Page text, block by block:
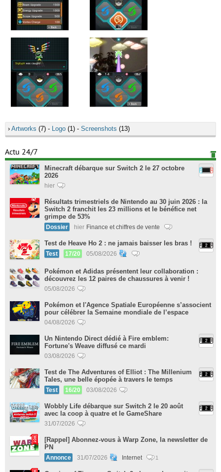
› Artworks (7) - Logo (1) - Screenshots (13)
Actu 24/7
Minecraft débarque sur Switch 2 le 27 octobre
2026
hier
Résultats trimestriels de Nintendo au 30 juin 2026 : la
Switch 2 franchit les 23 millions et le bénéfice net
grimpe de 53%
Dossier hier Finance et chiffres de vente
Test de Heave Ho 2 : ne jamais baisser les bras !
Test 17/20 05/08/2026
Pokémon et Adidas présentent leur collaboration :
découvrez les 12 paires de chaussures à venir !
05/08/2026
Pokémon et l'Agence Spatiale Européenne s’associent
pour célébrer la Semaine mondiale de l’espace
04/08/2026
Un Nintendo Direct dédié à Fire emblem:
Fortune's Weave diffusé ce mardi
03/08/2026
Test de The Adventures of Elliot : The Millenium
Tales, une belle épopée à travers le temps
Test 16/20 03/08/2026
Wobbly Life débarque sur Switch 2 le 20 août
avec la coop à quatre et le GameShare
31/07/2026
[Rappel] Abonnez-vous à Warp Zone, la newsletter de
PN
Annonce 31/07/2026 Internet 1